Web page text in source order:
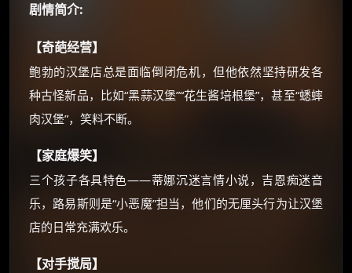
剧情简介:
【奇葩经营】
鲍勃的汉堡店总是面临倒闭危机，但他依然坚持研发各
种古怪新品，比如“黑蒜汉堡”“花生酱培根堡”，甚至“蟋蟀
肉汉堡”，笑料不断。
【家庭爆笑】
三个孩子各具特色——蒂娜沉迷言情小说，吉恩痴迷音
乐，路易斯则是“小恶魔”担当，他们的无厘头行为让汉堡
店的日常充满欢乐。
【对手搅局】
☕ 海外大侠？通过 Ko-fi 赐茶